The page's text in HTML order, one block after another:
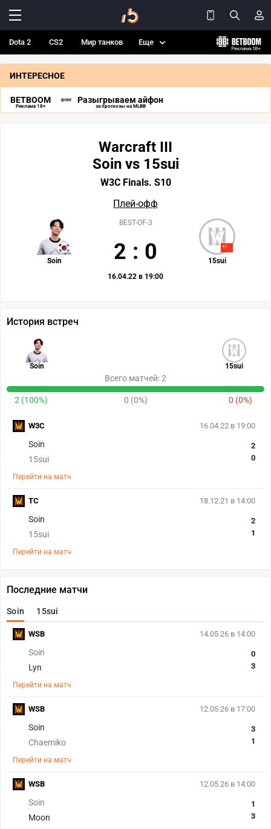
Dota 2 CS2 Мир танков Еще
ИНТЕРЕСНОЕ
BETBOOM
Реклама 18+
Разыгрываем айфон
за прогнозы на MLBB
Warcraft III
Soin vs 15sui
W3C Finals. S10
Плей-офф
Soin 15sui
BEST-OF-3
2 : 0
16.04.22 в 19:00
История встреч
Soin 15sui
Всего матчей: 2
2 (100%) 0 (0%) 0 (0%)
16.04.22 в 19:00
Soin
15sui
2
0
Перейти на матч
W3C
18.12.21 в 14:00
Soin
15sui
2
1
Перейти на матч
TC
Последние матчи
Soin 15sui
14.05.26 в 14:00
Soin
Lyn
0
3
Перейти на матч
WSB
12.05.26 в 17:00
Soin
Chaemiko
3
1
Перейти на матч
WSB
12.05.26 в 14:00
Soin
Moon
1
3
WSB